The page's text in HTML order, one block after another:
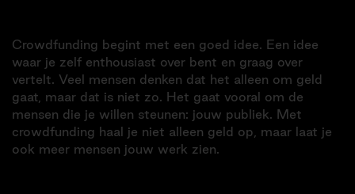
Crowdfunding begint met een goed idee. Een idee
waar je zelf enthousiast over bent en graag over
vertelt. Veel mensen denken dat het alleen om geld
gaat, maar dat is niet zo. Het gaat vooral om de
mensen die je willen steunen: jouw publiek. Met
crowdfunding haal je niet alleen geld op, maar laat je
ook meer mensen jouw werk zien.